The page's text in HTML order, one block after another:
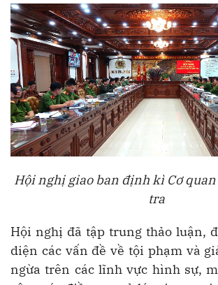
Hội nghị giao ban định kì Cơ
tra
Hội nghị đã tập trung thảo luận,
diện các vấn đề về tội phạm và
ngừa trên các lĩnh vực hình sự,